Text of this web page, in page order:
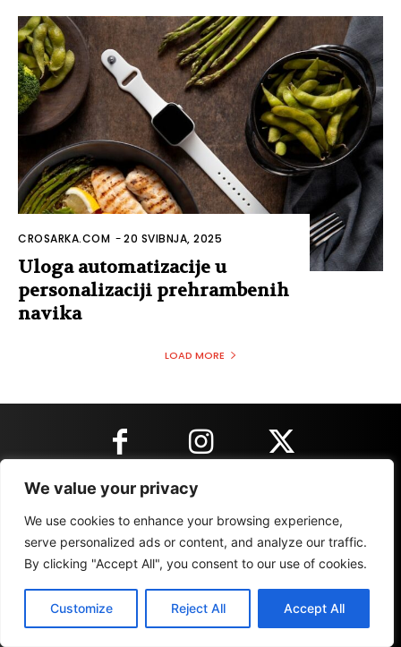
We value your privacy
We use cookies to enhance your browsing experience,
serve personalized ads or content, and analyze our traffic.
By clicking "Accept All", you consent to our use of cookies.
Customize Reject All Accept All
CROSARKA.COM -20 SVIBNJA, 2025
Uloga automatizacije u
personalizaciji prehrambenih
navika
LOAD MORE
KONTAKT INFORMACIJE
IMPRESSUM MARKETING REZULTATI